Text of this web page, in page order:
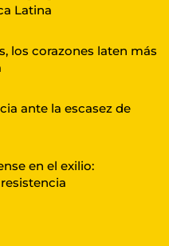
Latina
los corazones laten más
ante la escasez de
en el exilio: